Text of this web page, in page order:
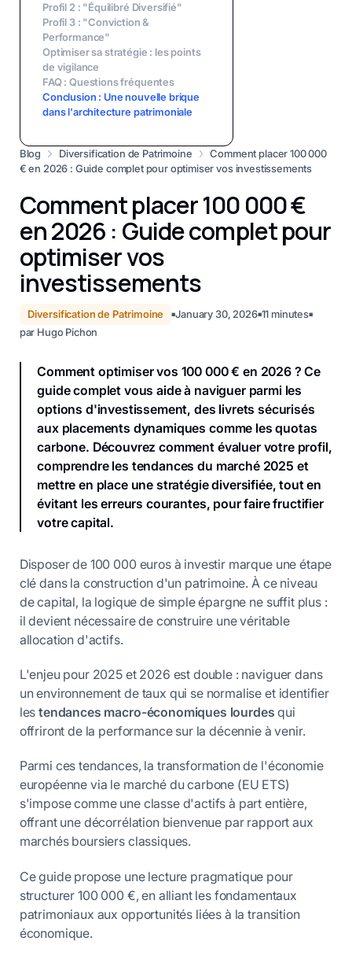
Blog Diversification de Patrimoine
Comment placer 100 000
€ en 2026 : Guide complet pour optimiser vos investissements
Comment placer 100 000 €
en 2026 : Guide complet pour
optimiser vos
investissements
Diversification de Patrimoine ■January 30, 2026■11 minutes■
par Hugo Pichon
Comment optimiser vos 100 000 € en 2026 ? Ce
guide complet vous aide à naviguer parmi les
options d'investissement, des livrets sécurisés
aux placements dynamiques comme les quotas
carbone. Découvrez comment évaluer votre profil,
comprendre les tendances du marché 2025 et
mettre en place une stratégie diversifiée, tout en
évitant les erreurs courantes, pour faire fructifier
votre capital.
Disposer de 100 000 euros à investir marque une étape
clé dans la construction d'un patrimoine. À ce niveau
de capital, la logique de simple épargne ne suffit plus :
il devient nécessaire de construire une véritable
allocation d'actifs.
L'enjeu pour 2025 et 2026 est double : naviguer dans
un environnement de taux qui se normalise et identifier
lestendances macro-économiques lourdes qui
offriront de la performance sur la décennie à venir.
Parmi ces tendances, la transformation de l'économie
européenne via le marché du carbone (EU ETS)
s'impose comme une classe d'actifs à part entière,
offrant une décorrélation bienvenue par rapport aux
marchés boursiers classiques.
Ce guide propose une lecture pragmatique pour
structurer 100 000 €, en alliant les fondamentaux
patrimoniaux aux opportunités liées à la transition
économique.
Profil 2 : "Équilibré Diversifié"
Profil 3 : "Conviction &
Performance"
Optimiser sa stratégie : les points
de vigilance
FAQ : Questions fréquentes
Conclusion : Une nouvelle brique
dans l'architecture patrimoniale